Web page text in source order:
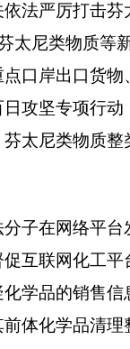
法严厉打击芬
太尼类物质等
口岸出口货
攻坚专项行
太尼类物质
子在网络平台
互联网化工
学品的销售
体化学品清